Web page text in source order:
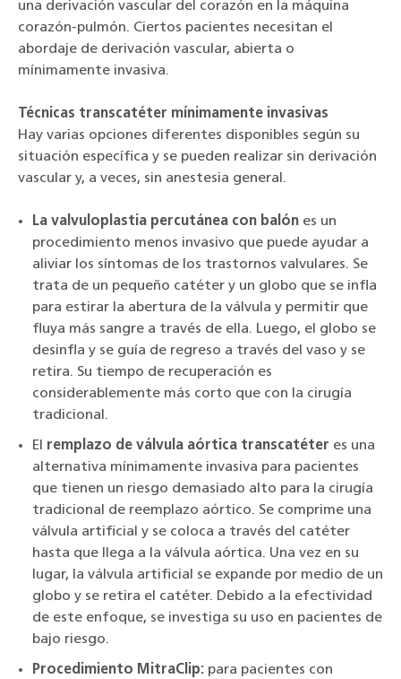
una derivación vascular del corazón en la máquina
corazón-pulmón. Ciertos pacientes necesitan el
abordaje de derivación vascular, abierta o
mínimamente invasiva.
Técnicas transcatéter mínimamente invasivas
Hay varias opciones diferentes disponibles según su
situación específica y se pueden realizar sin derivación
vascular y, a veces, sin anestesia general.
La valvuloplastia percutánea con balón es un
procedimiento menos invasivo que puede ayudar a
aliviar los síntomas de los trastornos valvulares. Se
trata de un pequeño catéter y un globo que se infla
para estirar la abertura de la válvula y permitir que
fluya más sangre a través de ella. Luego, el globo se
desinfla y se guía de regreso a través del vaso y se
retira. Su tiempo de recuperación es
considerablemente más corto que con la cirugía
tradicional.
El remplazo de válvula aórtica transcatéter es una
alternativa mínimamente invasiva para pacientes
que tienen un riesgo demasiado alto para la cirugía
tradicional de reemplazo aórtico. Se comprime una
válvula artificial y se coloca a través del catéter
hasta que llega a la válvula aórtica. Una vez en su
lugar, la válvula artificial se expande por medio de un
globo y se retira el catéter. Debido a la efectividad
de este enfoque, se investiga su uso en pacientes de
bajo riesgo.
Procedimiento MitraClip: para pacientes con